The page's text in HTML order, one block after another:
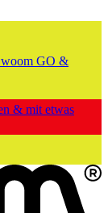
GO &
& mit etwas